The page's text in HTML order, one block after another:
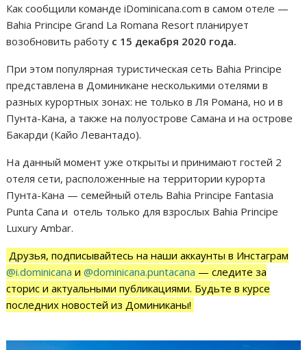
Как сообщили команде iDominicana.com в самом отеле —
Bahia Principe Grand La Romana Resort планирует
возобновить работу с 15 декабря 2020 года.
При этом популярная туристическая сеть Bahia Principe
представлена в Доминикане несколькими отелями в
разных курортных зонах: не только в Ля Романа, но и в
Пунта-Кана, а также на полуострове Самана и на острове
Бакарди (Кайо Левантадо).
На данный момент уже открыты и принимают гостей 2
отеля сети, расположенные на территории курорта
Пунта-Кана — семейный отель Bahia Principe Fantasia
Punta Cana и отель только для взрослых Bahia Principe
Luxury Ambar.
Друзья, подписывайтесь на наши аккаунты в Инстаграм
@i.dominicana и@dominicana.puntacana — следите за
сторис и актуальными публикациями. Будьте в курсе
последних новостей из Доминиканы!